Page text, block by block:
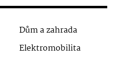
Dům a zahrada
Elektromobilita